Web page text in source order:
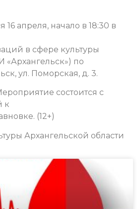
16 апреля, начало в 18:30 в
в сфере культуры
«Архангельск») по
ул. Поморская, д. 3.
состоится с
к
(12+)
Архангельской области